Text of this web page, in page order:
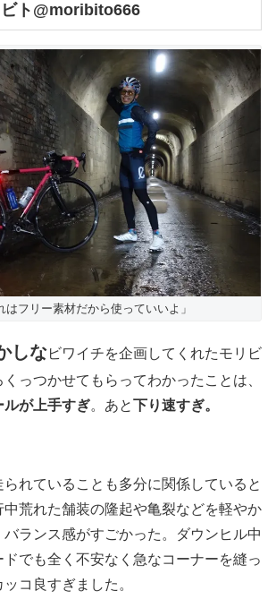
ト@moribito666
はフリー素材だから使っていいよ」
しなビワイチを企画してくれたモリビ
くっつかせてもらってわかったことは、
ルが上手すぎ。あと下り速すぎ。
れていることも多分に関係していると
中荒れた舗装の隆起や亀裂などを軽やか
ランス感がすごかった。ダウンヒル中
ドでも全く不安なく急なコーナーを縫っ
コ良すぎました。